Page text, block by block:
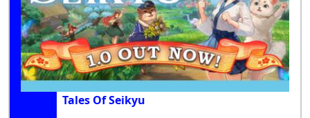
Tales Of Seikyu